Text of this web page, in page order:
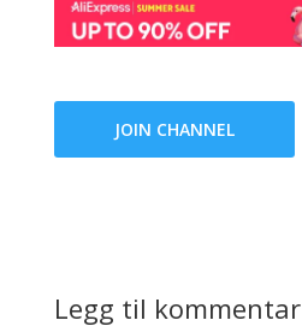
JOIN CHANNEL
Legg til kommentar